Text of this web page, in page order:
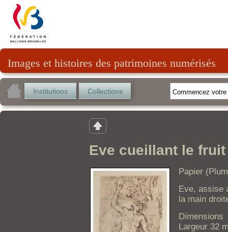
Images et histoires des patrimoines numérisés
Institutions Collections
Eve cueillant le
Papier
Eve, assise
la main
Largeur 32